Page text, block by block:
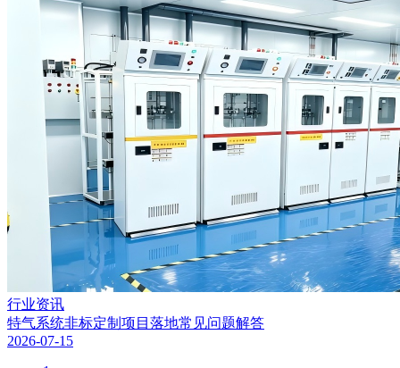
行业资讯
特气系统非标定制项目落地常见问题解答
2026-07-15